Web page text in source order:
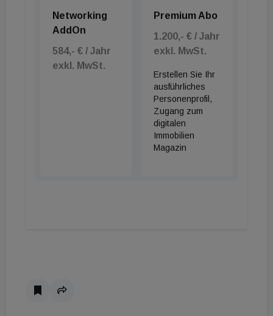
Networking
AddOn
584,- € / Jahr
exkl. MwSt.
Premium Abo
1.200,- € / Jahr
exkl. MwSt.
Erstellen Sie Ihr
ausführliches
Personenprofil,
Zugang zum
digitalen
Immobilien
Magazin